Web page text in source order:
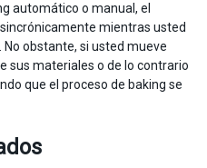
automático o manual, el
mientras usted
obstante, si usted mueve
sus materiales o de lo contrario
que el proceso de baking se